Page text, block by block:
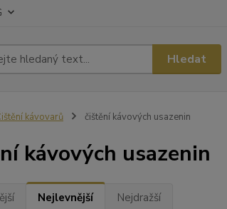
Hledat
kávovarů čištění kávových usazenin
kávových usazenin
Nejlevnější Nejdražší